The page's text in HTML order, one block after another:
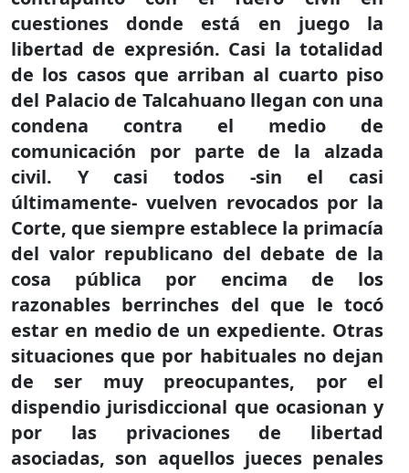
cuestiones donde está en juego la
libertad de expresión. Casi la totalidad
de los casos que arriban al cuarto piso
del Palacio de Talcahuano llegan con una
condena contra el medio de
comunicación por parte de la alzada
civil. Y casi todos -sin el casi
últimamente- vuelven revocados por la
Corte, que siempre establece la primacía
del valor republicano del debate de la
cosa pública por encima de los
razonables berrinches del que le tocó
estar en medio de un expediente. Otras
situaciones que por habituales no dejan
de ser muy preocupantes, por el
dispendio jurisdiccional que ocasionan y
por las privaciones de libertad
asociadas, son aquellos jueces penales